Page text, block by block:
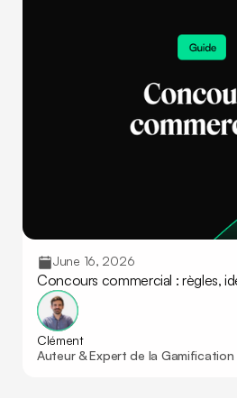
Concours commercial : règles,
June 16, 2026
Clément
Auteur & Expert de la Gamification